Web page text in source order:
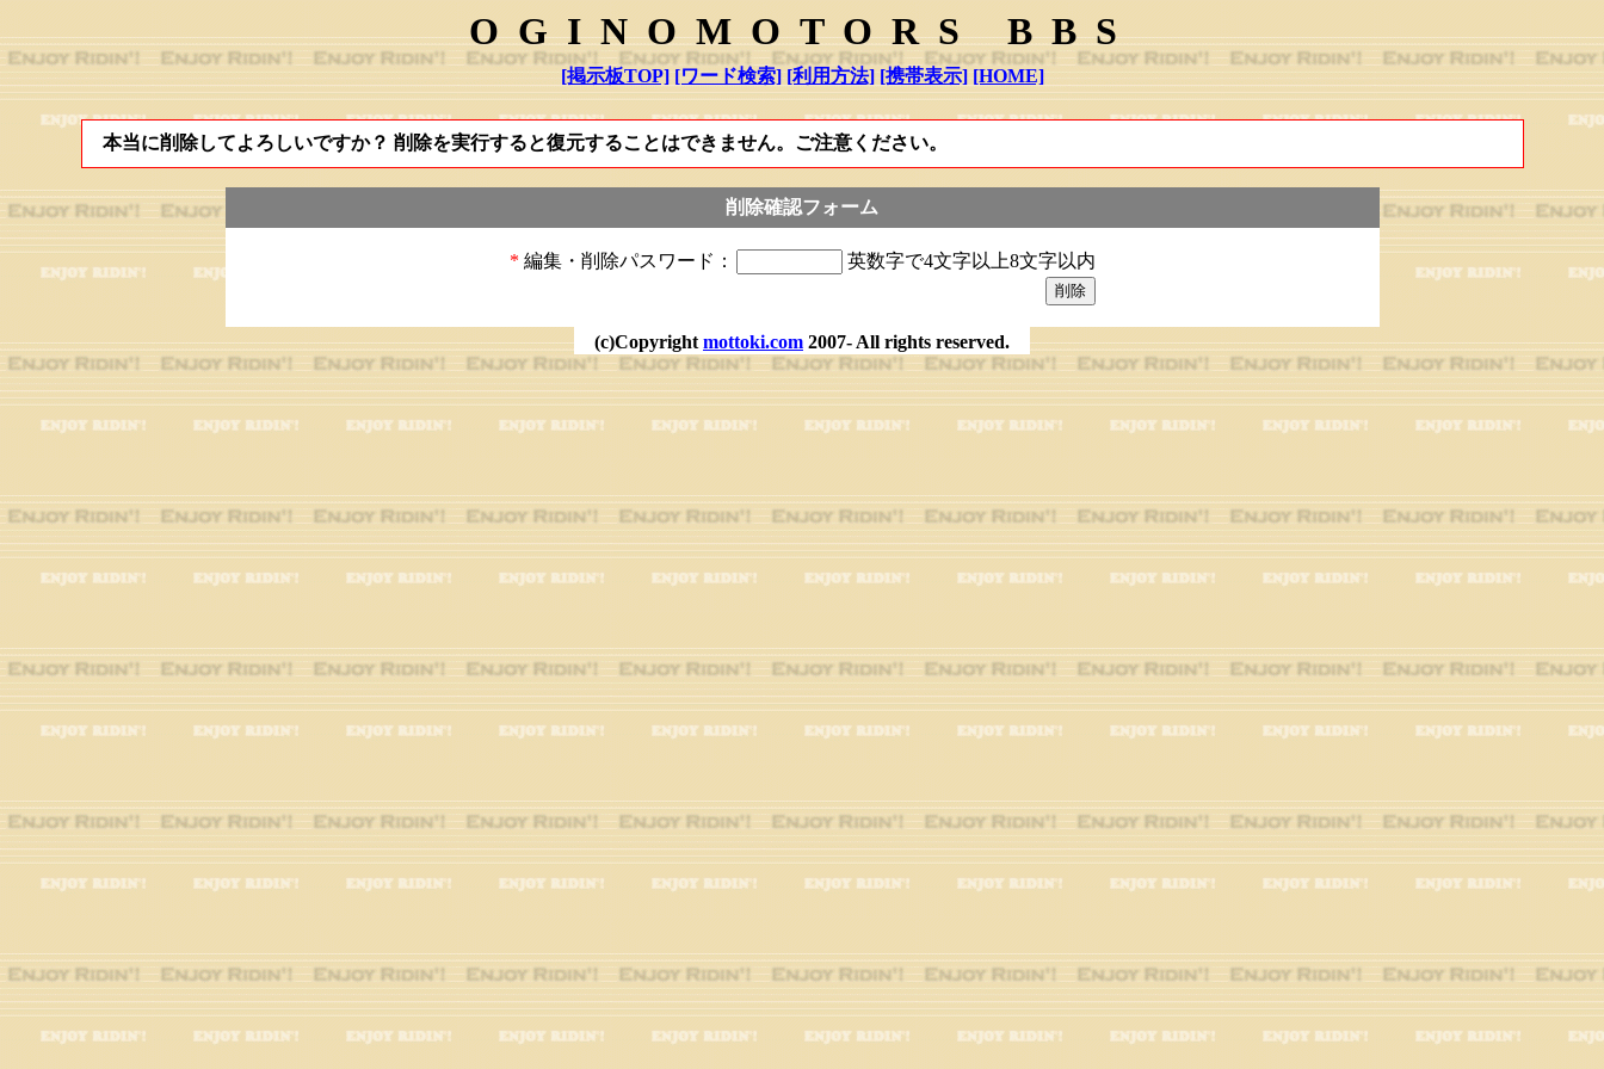
OGINOMOTORS BBS
[掲示板TOP] [ワード検索] [利用方法] [携帯表示] [HOME]
本当に削除してよろしいですか？ 削除を実行すると復元することはできません。ご注意ください。
削除確認フォーム
* 編集・削除パスワード： 英数字で4文字以上8文字以内
(c)Copyright mottoki.com 2007- All rights reserved.